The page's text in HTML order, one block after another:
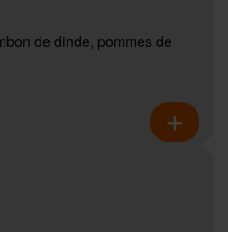
de dinde, pommes de